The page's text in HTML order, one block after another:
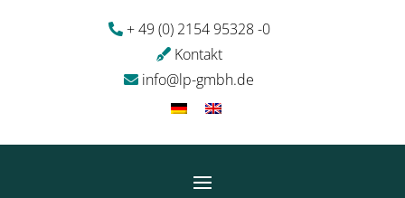
+ 49 (0) 2154 95328 -0
Kontakt
info@lp-gmbh.de